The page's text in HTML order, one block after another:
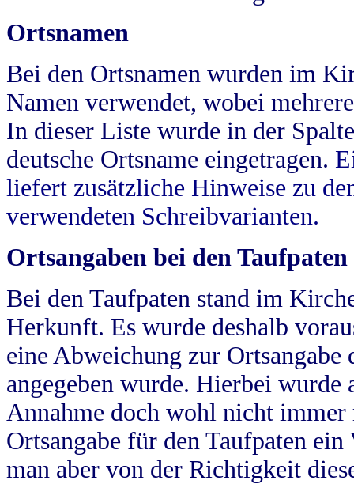
Ortsnamen
Bei den Ortsnamen wurden im
Namen verwendet, wobei
In dieser Liste wurde in der
deutsche Ortsname eingetragen.
liefert zusätzliche Hinweise zu
verwendeten Schreibvarianten.
Ortsangaben bei den Taufpaten
Bei den Taufpaten stand im
Herkunft. Es wurde deshalb
eine Abweichung zur
angegeben wurde. Hierbei wurde
Annahme doch wohl nicht
Ortsangabe für den Taufpaten
man aber von der Richtigkeit